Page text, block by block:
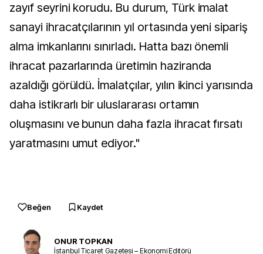
zayıf seyrini korudu. Bu durum, Türk imalat
sanayi ihracatçılarının yıl ortasında yeni sipariş
alma imkanlarını sınırladı. Hatta bazı önemli
ihracat pazarlarında üretimin haziranda
azaldığı görüldü. İmalatçılar, yılın ikinci yarısında
daha istikrarlı bir uluslararası ortamın
oluşmasını ve bunun daha fazla ihracat fırsatı
yaratmasını umut ediyor."
Beğen Kaydet
ONUR TOPKAN
İstanbul Ticaret Gazetesi – Ekonomi Editörü